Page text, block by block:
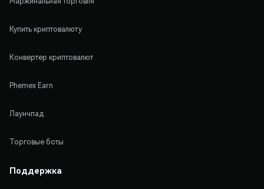
Купить криптовалюту
Конвертер криптовалют
Phemex Earn
Лаунчпад
Торговые боты
Поддержка